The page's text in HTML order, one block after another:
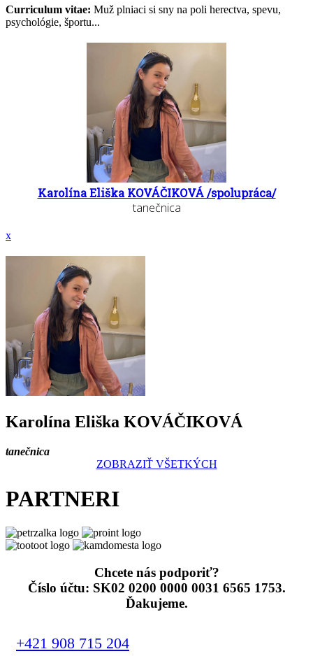
Curriculum vitae: Muž plniaci si sny na poli herectva, spevu,
psychológie, športu...
Karolína Eliška KOVÁČIKOVÁ /spolupráca/
tanečnica
x
Karolína Eliška KOVÁČIKOVÁ
tanečnica
ZOBRAZIŤ VŠETKÝCH
PARTNERI
Chcete nás podporiť?
Číslo účtu: SK02 0200 0000 0031 6565 1753.
Ďakujeme.
+421 908 715 204